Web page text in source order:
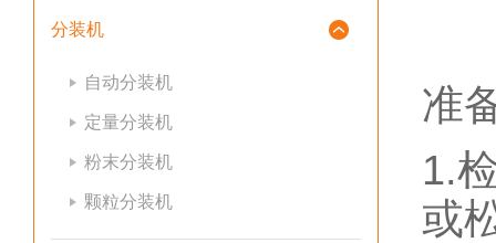
分装机
自动分装机
定量分装机
粉末分装机
颗粒分装机
准
1.
或